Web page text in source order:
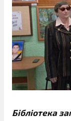
Бібліотека